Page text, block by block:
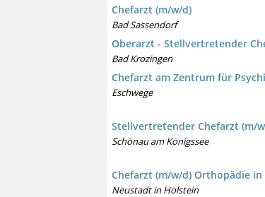
Chefarzt (m/w/d)
Bad Sassendorf
Oberarzt - Stellvertretender
Bad Krozingen
Chefarzt am Zentrum für
Eschwege
Stellvertretender Chefarzt (m/
Schönau am Königssee
Chefarzt (m/w/d) Orthopädie
Neustadt in Holstein